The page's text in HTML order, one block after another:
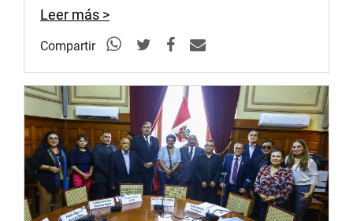
Leer más >
Compartir